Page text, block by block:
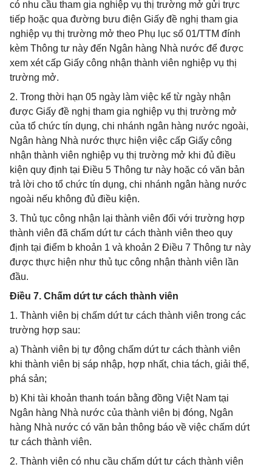
có nhu cầu tham gia nghiệp vụ thị trường mở gửi trực
tiếp hoặc qua đường bưu điện Giấy đề nghị tham gia
nghiệp vụ thị trường mở theo Phụ lục số 01/TTM đính
kèm Thông tư này đến Ngân hàng Nhà nước để được
xem xét cấp Giấy công nhận thành viên nghiệp vụ thị
trường mở.
2. Trong thời hạn 05 ngày làm việc kể từ ngày nhận
được Giấy đề nghị tham gia nghiệp vụ thị trường mở
của tổ chức tín dụng, chi nhánh ngân hàng nước ngoài,
Ngân hàng Nhà nước thực hiện việc cấp Giấy công
nhận thành viên nghiệp vụ thị trường mở khi đủ điều
kiện quy định tại Điều 5 Thông tư này hoặc có văn bản
trả lời cho tổ chức tín dụng, chi nhánh ngân hàng nước
ngoài nếu không đủ điều kiện.
3. Thủ tục công nhận lại thành viên đối với trường hợp
thành viên đã chấm dứt tư cách thành viên theo quy
định tại điểm b khoản 1 và khoản 2 Điều 7 Thông tư này
được thực hiện như thủ tục công nhận thành viên lần
đầu.
Điều 7. Chấm dứt tư cách thành viên
1. Thành viên bị chấm dứt tư cách thành viên trong các
trường hợp sau:
a) Thành viên bị tự động chấm dứt tư cách thành viên
khi thành viên bị sáp nhập, hợp nhất, chia tách, giải thể,
phá sản;
b) Khi tài khoản thanh toán bằng đồng Việt Nam tại
Ngân hàng Nhà nước của thành viên bị đóng, Ngân
hàng Nhà nước có văn bản thông báo về việc chấm dứt
tư cách thành viên.
2. Thành viên có nhu cầu chấm dứt tư cách thành viên